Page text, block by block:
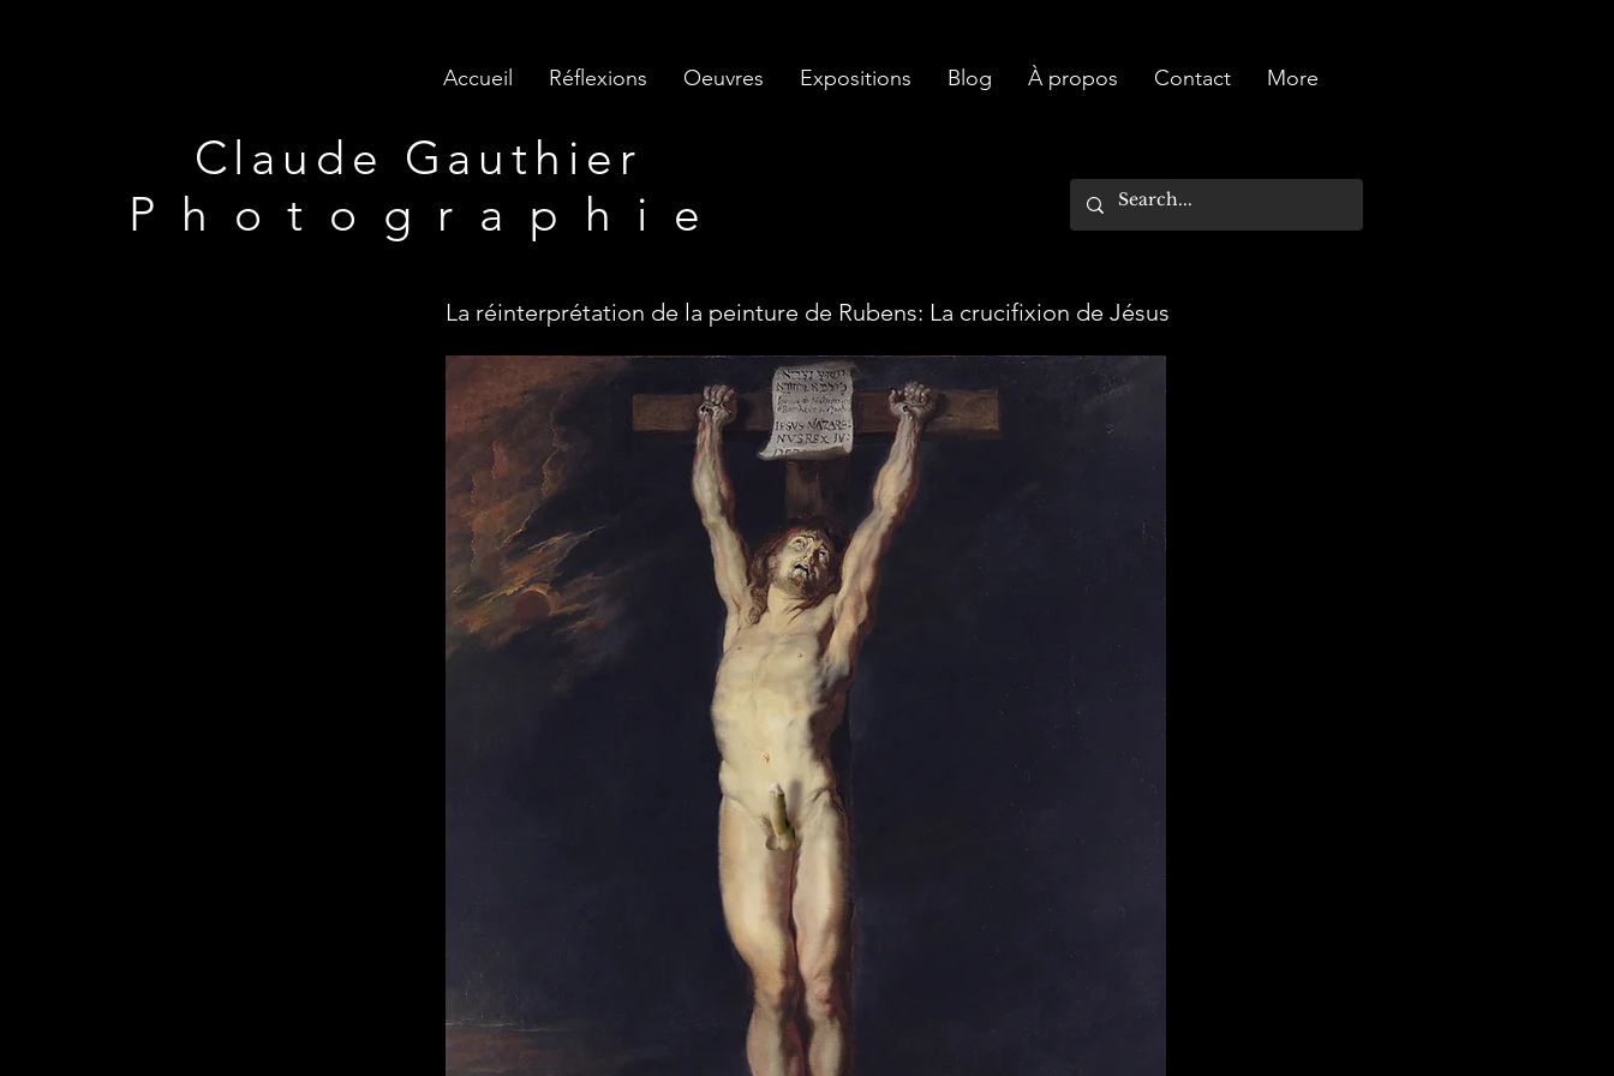
Accueil Réflexions Oeuvres Expositions Blog À propos Contact More
Claude Gauthier​
P h o t o g r a p h i e
La réinterprétation de la peinture de Rubens: La crucifixion de Jésus